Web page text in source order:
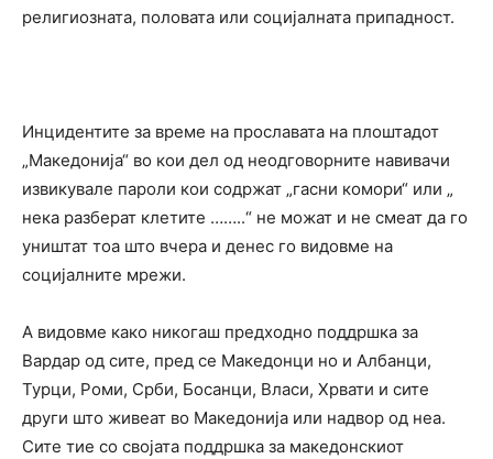
религиозната, половата или социјалната припадност.
Инцидентите за време на прославата на плоштадот
„Македонија“ во кои дел од неодговорните навивачи
извикувале пароли кои содржат „гасни комори“ или „
нека разберат клетите ……..“ не можат и не смеат да го
уништат тоа што вчера и денес го видовме на
социјалните мрежи.
А видовме како никогаш предходно поддршка за
Вардар од сите, пред се Македонци но и Албанци,
Турци, Роми, Срби, Босанци, Власи, Хрвати и сите
други што живеат во Македонија или надвор од неа.
Сите тие со својата поддршка за македонскиот